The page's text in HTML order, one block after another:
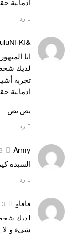
ادمانية
رد
&LuluNI-KI
انا
لديك
تجربة
ادمانية
يص يص
رد
Army 3 سنوات منذ
السيدة
رد
فافاو 3 سنوات منذ
لديك
شيء و لا